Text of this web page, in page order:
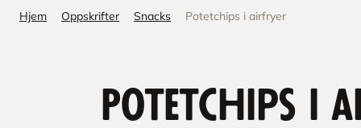
Hjem Oppskrifter Snacks Potetchips i airfryer
Potetchips i